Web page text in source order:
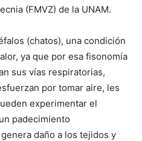
(FMVZ) de la UNAM.
(chatos), una condición
ya que por esa fisonomía
sus vías respiratorias,
por tomar aire, les
experimentar el
padecimiento
daño a los tejidos y